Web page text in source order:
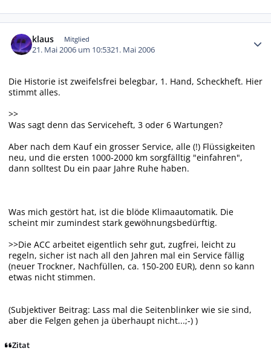
klaus Mitglied
21. Mai 2006 um 10:5321. Mai 2006
Die Historie ist zweifelsfrei belegbar, 1. Hand, Scheckheft. Hier
stimmt alles.
>>
Was sagt denn das Serviceheft, 3 oder 6 Wartungen?
Aber nach dem Kauf ein grosser Service, alle (!) Flüssigkeiten
neu, und die ersten 1000-2000 km sorgfälltig "einfahren",
dann solltest Du ein paar Jahre Ruhe haben.
Was mich gestört hat, ist die blöde Klimaautomatik. Die
scheint mir zumindest stark gewöhnungsbedürftig.
>>Die ACC arbeitet eigentlich sehr gut, zugfrei, leicht zu
regeln, sicher ist nach all den Jahren mal ein Service fällig
(neuer Trockner, Nachfüllen, ca. 150-200 EUR), denn so kann
etwas nicht stimmen.
(Subjektiver Beitrag: Lass mal die Seitenblinker wie sie sind,
aber die Felgen gehen ja überhaupt nicht...;-) )
Zitat